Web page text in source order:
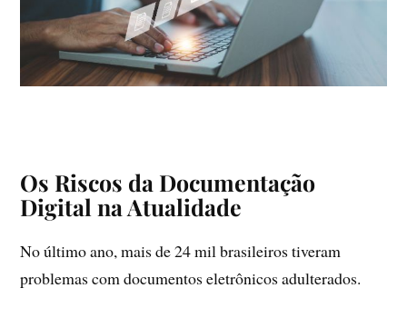
Os Riscos da Documentação
Digital na Atualidade
No último ano, mais de 24 mil brasileiros tiveram
problemas com documentos eletrônicos adulterados.